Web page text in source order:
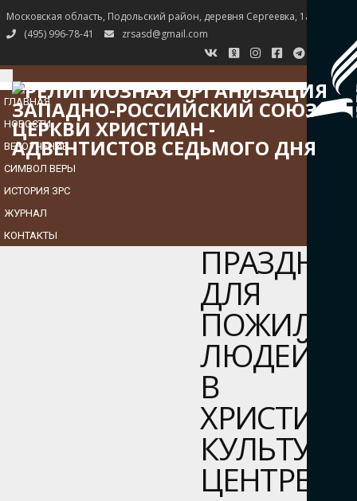
Московская область, Подольский район, деревня Сергеевка, 1а
(495) 996-78-41
zrsasd@gmail.com
TOGGLE
NAVIGATION
ГЛАВНАЯ
НОВОСТИ
ВЕРОУЧЕНИЕ
СИМВОЛ ВЕРЫ
ИСТОРИЯ ЗРС
ЖУРНАЛ
КОНТАКТЫ
ПРАЗДНИК
ДЛЯ
ПОЖИЛЫХ
ЛЮДЕЙ
В
ЦЕНТРЕ